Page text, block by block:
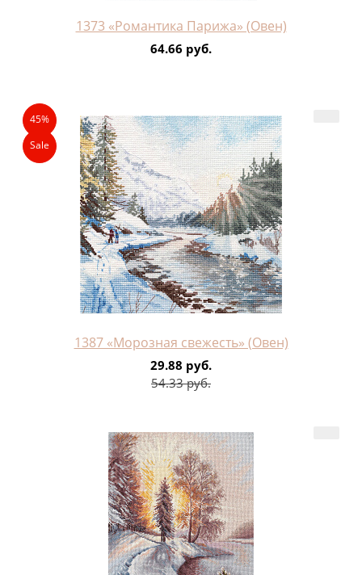
1373 «Романтика Парижа» (Овен)
64.66 руб.
45%
Sale
1387 «Морозная свежесть» (Овен)
29.88 руб.
54.33 руб.